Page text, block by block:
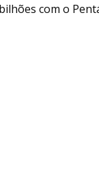
com o